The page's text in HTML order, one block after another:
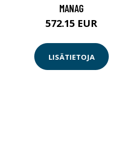
MANAG
572.15 EUR
LISÄTIETOJA